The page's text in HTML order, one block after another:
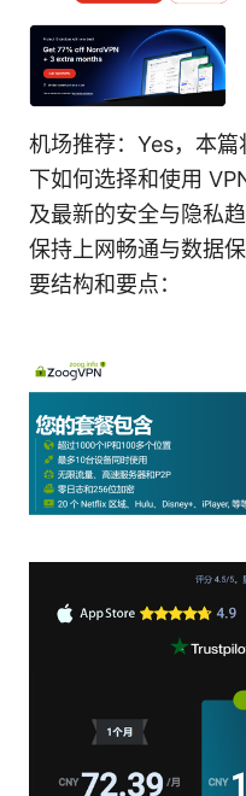
机场推荐：Yes，本
下如何选择和使用
及最新的安全与隐私
保持上网畅通与数据
要结构和要点：